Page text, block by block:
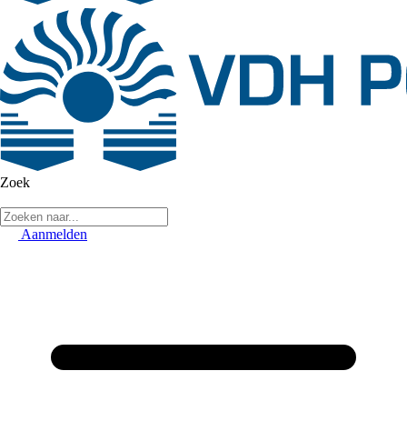
Zoek
Aanmelden